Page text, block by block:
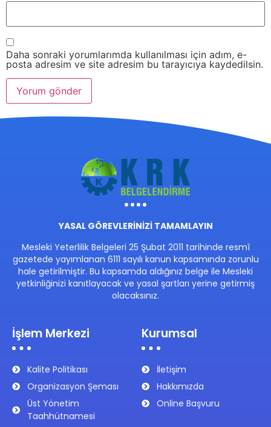
Daha sonraki yorumlarımda kullanılması için adım, e-
posta adresim ve site adresim bu tarayıcıya kaydedilsin.
YASAL GÖREVLERİNİZİ TAMAMLAYIN
Mesleki Yeterlilik Belgeleri 25 Şubat 2011 tarihinde resmî
gazetede yayımlanan 6111 sayılı kanun kapsamında zorunlu
hale getirilmiştir. Bu kapsamda aldığınız belge ile Mesleki
yetkinliğinizi kanıtlayacak ve yasal şartları yerine getirmiş
olacaksınız.
İşlem Merkezi
Kalite Politikası
Organizasyon Şeması
Üst Yönetim
Taahhütnamesi
Kurumsal
İletişim
Hakkımızda
Online Başvuru